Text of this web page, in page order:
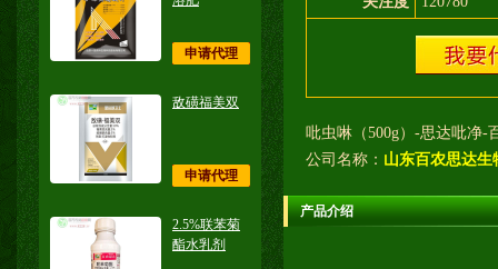
申请代理
敌磺福美双
申请代理
2.5%联苯菊
酯水乳剂
吡虫啉（500g）-思达吡净-
公司名称： 山东百农思达生
产品介绍